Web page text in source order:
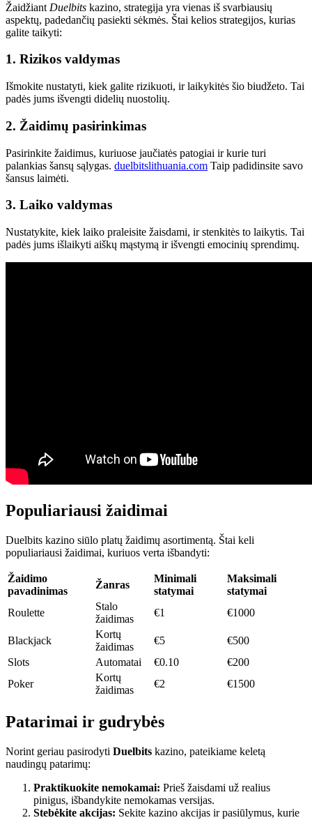
Žaidžiant Duelbits kazino, strategija yra vienas iš svarbiausių
aspektų, padedančių pasiekti sėkmės. Štai kelios strategijos, kurias
galite taikyti:
1. Rizikos valdymas
Išmokite nustatyti, kiek galite rizikuoti, ir laikykitės šio biudžeto. Tai
padės jums išvengti didelių nuostolių.
2. Žaidimų pasirinkimas
Pasirinkite žaidimus, kuriuose jaučiatės patogiai ir kurie turi
palankias šansų sąlygas. duelbitslithuania.com Taip padidinsite savo
šansus laimėti.
3. Laiko valdymas
Nustatykite, kiek laiko praleisite žaisdami, ir stenkitės to laikytis. Tai
padės jums išlaikyti aiškų mąstymą ir išvengti emocinių sprendimų.
Populiariausi žaidimai
Duelbits kazino siūlo platų žaidimų asortimentą. Štai keli
populiariausi žaidimai, kuriuos verta išbandyti:
Žaidimo
pavadinimas
Žanras
Minimali
statymai
Maksimali
statymai
Roulette
Stalo
žaidimas
€1 €1000
Blackjack
Kortų
žaidimas
€5
€500
Slots
Automatai €0.10
€200
Poker
Kortų
žaidimas
€2 €1500
Patarimai ir gudrybės
Norint geriau pasirodyti Duelbits kazino, pateikiame keletą
naudingų patarimų:
Praktikuokite nemokamai: Prieš žaisdami už realius
pinigus, išbandykite nemokamas versijas.
Stebėkite akcijas: Sekite kazino akcijas ir pasiūlymus, kurie